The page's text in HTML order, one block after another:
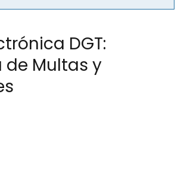
DGT:
de Multas y